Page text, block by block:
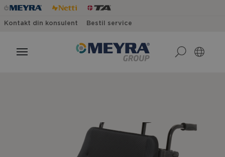
Kontakt din konsulent Bestil service